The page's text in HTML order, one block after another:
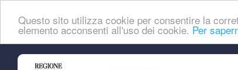
Questo sito utilizza cookie per consentire la
elemento acconsenti all'uso dei cookie. Per